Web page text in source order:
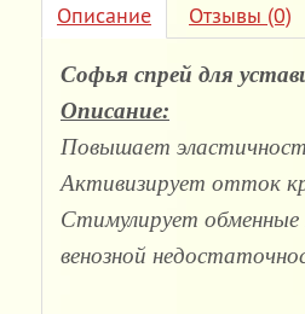
Описание Отзывы (0)
Софья спрей для
Описание:
Повышает
Активизирует отток
Стимулирует обменные
венозной